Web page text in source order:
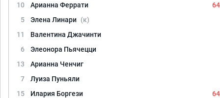
10
Арианна Феррати
5
Элена Линари (к)
11
Валентина Джачинти
6
Элеонора Пьячецци
13
Арианна Ченчиг
7
Луиза Пуньяли
15
Илария Боргези